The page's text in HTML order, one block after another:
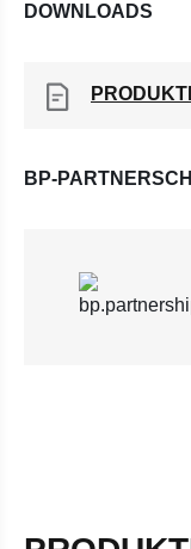
DOWNLOADS
BP-